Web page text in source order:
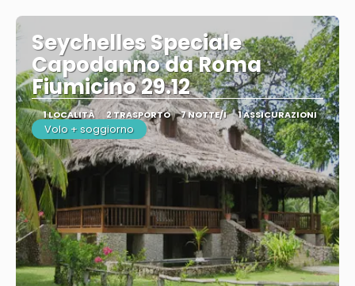
Seychelles Speciale
Capodanno da Roma
Fiumicino 29.12
1 LOCALITÀ 2 TRASPORTO 7 NOTTE/I 1 ASSICURAZIONI
Volo + soggiorno